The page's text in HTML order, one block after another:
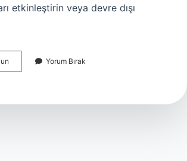
etkinleştirin veya devre dışı
Yazı
Yorum Bırak